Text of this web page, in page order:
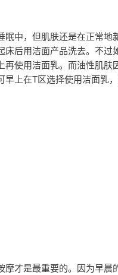
眠中，但肌肤还是在正常地
后用洁面产品洗去。不过
使用洁面乳。而油性肌肤
上在T区选择使用洁面乳
才是最重要的。因为早晨